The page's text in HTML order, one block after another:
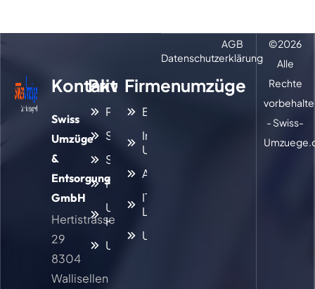
Kontakt
Swiss
Umzüge
&
Entsorgung
GmbH
Hertistrasse
29
8304
Wallisellen
Privatumzüge
Privatumzug
Seniorenumzug
Studentenumzug
Familienumzug
Umzug mit
Haustieren
Umzugsreinigung
Firmenumzüge
Büroumzug
Interner
Umzug
Archivumzug
IT- und
Laborumzug
Umzugsreinigung
Datenschutzerklärung
©2026
Alle
Rechte
- Swiss-
AGB